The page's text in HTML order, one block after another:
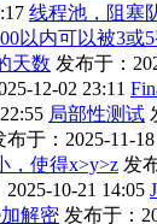
线程池，阻塞
以内可以被3或
天数 发布于：
12-02 23:11
局部性测试
布于：2025-11-18
，使得x>y>z 发
10-21 14:05
解密 发布于：